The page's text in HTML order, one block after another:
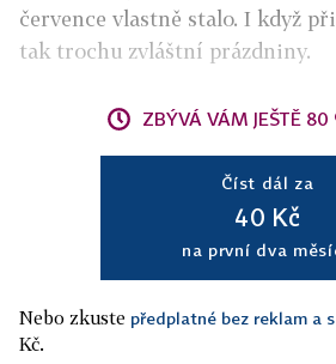
července vlastně stalo. I když
tak trochu zvláštní prázdniny.
ZBÝVÁ VÁM JEŠTĚ 80
Číst dál za
40 Kč
na první dva
Nebo zkuste předplatné bez reklam a
Kč.